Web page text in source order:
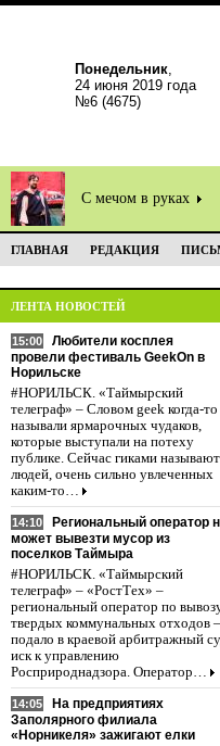
Понедельник,
24 июня 2019 года
№6 (4675)
С мечом в руках
ГЛАВНАЯ РЕДАКЦИЯ
ЛЕНТА НОВОСТЕЙ
15:00
Любители косплея
провели фестиваль GeekOn в
Норильске
#НОРИЛЬСК. «Таймырский
телеграф» – Словом geek когда-то
называли ярмарочных чудаков,
которые выступали на потеху
публике. Сейчас гиками называют
людей, очень сильно увлеченных
каким-то…
14:10
Региональный оператор
может вывезти мусор из
поселков Таймыра
#НОРИЛЬСК. «Таймырский
телеграф» – «РостТех» –
региональный оператор по
твердых коммунальных отходов –
подало в краевой арбитражный
иск к управлению
Росприроднадзора. Оператор…
14:05
На предприятиях
Заполярного филиала
«Норникеля» зажигают елки